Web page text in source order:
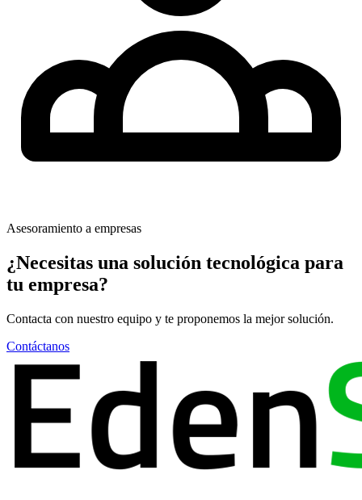
Asesoramiento a empresas
¿Necesitas una solución tecnológica para
tu empresa?
Contacta con nuestro equipo y te proponemos la mejor solución.
Contáctanos